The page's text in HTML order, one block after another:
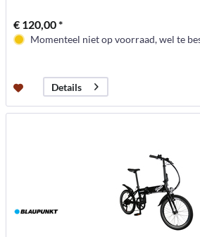
€ 120,00 *
Momenteel niet op voorraad, wel te
Details